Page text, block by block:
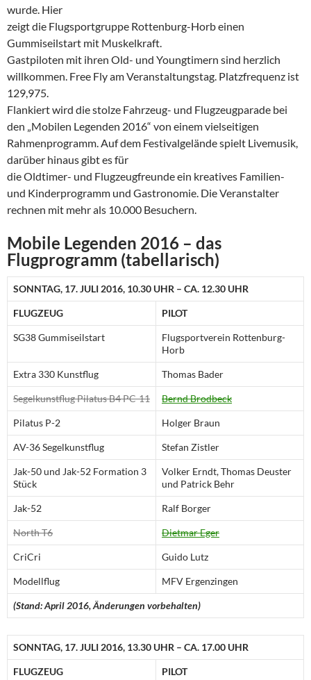
wurde. Hier
zeigt die Flugsportgruppe Rottenburg-Horb einen
Gummiseilstart mit Muskelkraft.
Gastpiloten mit ihren Old- und Youngtimern sind herzlich
willkommen. Free Fly am Veranstaltungstag. Platzfrequenz ist
129,975.
Flankiert wird die stolze Fahrzeug- und Flugzeugparade bei
den „Mobilen Legenden 2016“ von einem vielseitigen
Rahmenprogramm. Auf dem Festivalgelände spielt Livemusik,
darüber hinaus gibt es für
die Oldtimer- und Flugzeugfreunde ein kreatives Familien-
und Kinderprogramm und Gastronomie. Die Veranstalter
rechnen mit mehr als 10.000 Besuchern.
Mobile Legenden 2016 – das
Flugprogramm (tabellarisch)
SONNTAG, 17. JULI 2016, 10.30 UHR – CA. 12.30 UHR
(Stand: April 2016, Änderungen vorbehalten)
FLUGZEUG PILOT
SG38 Gummiseilstart
Flugsportverein Rottenburg-
Horb
Extra 330 Kunstflug Thomas Bader
Segelkunstflug Pilatus B4 PC-11 Bernd Brodbeck
Pilatus P-2 Holger Braun
AV-36 Segelkunstflug Stefan Zistler
Jak-50 und Jak-52 Formation 3
Stück
Volker Erndt, Thomas Deuster
und Patrick Behr
Jak-52 Ralf Borger
North T6 Dietmar Eger
CriCri Guido Lutz
Modellflug MFV Ergenzingen
SONNTAG, 17. JULI 2016, 13.30 UHR – CA. 17.00 UHR
FLUGZEUG PILOT